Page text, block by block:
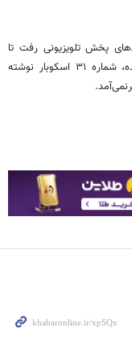
پخش تلویزیونی رفت تا
نشان دهد روی برگه‌ای که به داور چهارم داده شده، شماره ۳۱ اسکوبار نوشته